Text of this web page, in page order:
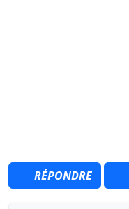
RÉPONDRE